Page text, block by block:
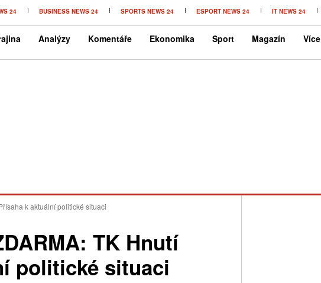
24 BUSINESS NEWS 24 SPORTS NEWS 24 ESPORT NEWS 24 IT NEWS 24
Analýzy Komentáře Ekonomika Sport Magazín Více
k aktuální politické situaci
TK Hnutí
politické situaci